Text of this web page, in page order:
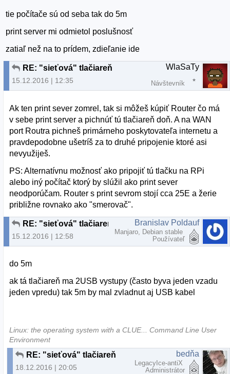
tie počítače sú od seba tak do 5m
print server mi odmietol poslušnosť
zatiaľ než na to prídem, zdieľanie ide
RE: "sieťová" tlačiareň
15.12.2016 | 12:35
WlaSaTy
Návštevník
Ak ten print sever zomrel, tak si môžeš kúpiť Router čo má
v sebe print server a pichnúť tú tlačiareň doň. A na WAN
port Routra pichneš primárneho poskytovateľa internetu a
pravdepodobne ušetríš za to druhé pripojenie ktoré asi
nevyužiješ.
PS: Alternatívnu možnosť ako pripojiť tú tlačku na RPi
alebo iný počítač ktorý by slúžil ako print sever
neodporúčam. Router s print sevrom stojí cca 25E a žerie
približne rovnako ako "smerovač".
RE: "sieťová" tlačiareň
15.12.2016 | 12:58
Branislav Poldauf
Manjaro, Debian stable
Používateľ
do 5m
ak tá tlačiareň ma 2USB vystupy (často byva jeden vzadu
jeden vpredu) tak 5m by mal zvladnut aj USB kabel
Linux: the operating system with a CLUE... Command Line User
Environment
RE: "sieťová" tlačiareň
18.12.2016 | 20:05
bedňa
LegacyIce-antiX
Administrátor